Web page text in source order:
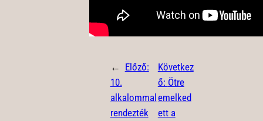
← Előző:
10.
alkalommal
rendezték
Következ
ő: Ötre
emelked
ett a